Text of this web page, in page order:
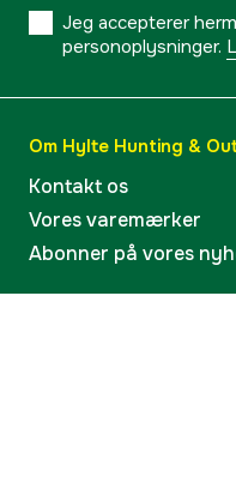
Jeg accepterer
personoplysninger.
Om Hylte Hunting &
Kontakt os
Vores varemærker
Abonner på vores